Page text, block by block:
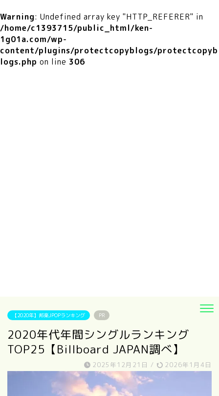
Warning: Undefined array key "HTTP_REFERER" in
/home/c1393715/public_html/ken-
1g01a.com/wp-
content/plugins/protectcopyblogs/protectcopyb
logs.php on line 306
【2020年】邦楽JPOPランキング PR
2020年代年間シングルランキング
TOP25【Billboard JAPAN調べ】
2025年12月21日 / 2026年1月4日